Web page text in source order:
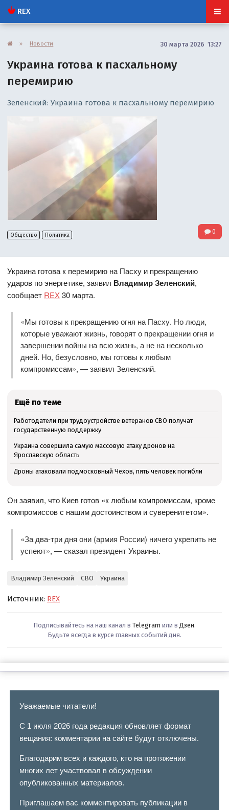
REX
» Новости 30 марта 2026 13:27
Украина готова к пасхальному
перемирию
Зеленский: Украина готова к пасхальному перемирию
Общество Политика 0
Украина готова к перемирию на Пасху и прекращению
ударов по энергетике, заявил Владимир Зеленский,
сообщает REX30 марта.
«Мы готовы к прекращению огня на Пасху. Но люди,
которые уважают жизнь, говорят о прекращении огня и
завершении войны на всю жизнь, а не на несколько
дней. Но, безусловно, мы готовы к любым
компромиссам», — заявил Зеленский.
Ещё по теме
Работодатели при трудоустройстве ветеранов СВО получат
государственную поддержку
Украина совершила самую массовую атаку дронов на
Ярославскую область
Дроны атаковали подмосковный Чехов, пять человек погибли
Он заявил, что Киев готов «к любым компромиссам, кроме
компромиссов с нашим достоинством и суверенитетом».
«За два-три дня они (армия России) ничего укрепить не
успеют», — сказал президент Украины.
Владимир Зеленский СВО Украина
Источник: REX
Подписывайтесь на наш канал в Telegram или в Дзен.
Будьте всегда в курсе главных событий дня.
Уважаемые читатели!
С 1 июля 2026 года редакция обновляет формат
вещания: комментарии на сайте будут отключены.
Благодарим всех и каждого, кто на протяжении
многих лет участвовал в обсуждении
опубликованных материалов.
Приглашаем вас комментировать публикации в